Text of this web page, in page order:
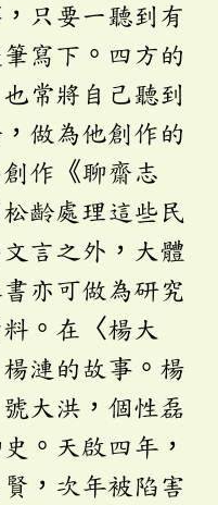
只要一聽到有
寫下。四方的
常將自己聽到
做為他創作的
作《聊齋志
齡處理這些民
言之外，大體
亦可做為研究
。在〈楊大
漣的故事。楊
大洪，個性磊
。天啟四年，
，次年被陷害